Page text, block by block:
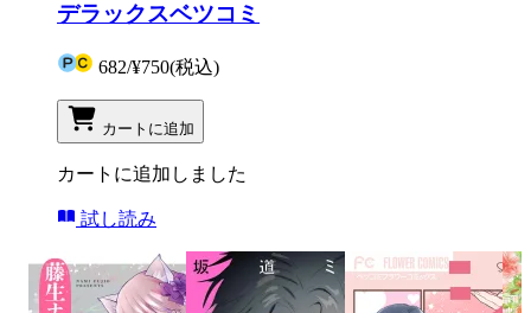
デラックスベツコミ
682/¥750(税込)
カートに追加
カートに追加しました
試し読み